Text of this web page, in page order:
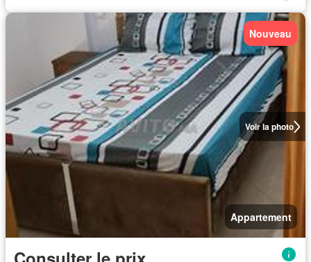
Voir la photo
Nouveau
Appartement